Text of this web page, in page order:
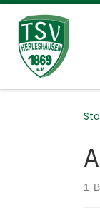
Zum Inhalt
1